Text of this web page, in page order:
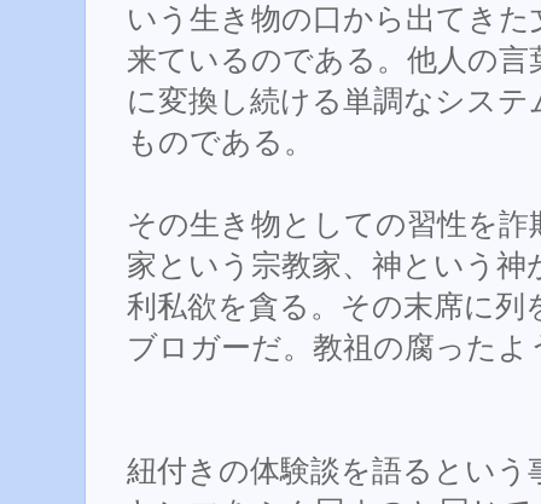
いう生き物の口から出てき
来ているのである。他人の
に変換し続ける単調なシス
ものである。
その生き物としての習性を
家という宗教家、神という神
利私欲を貪る。その末席に列
ブロガーだ。教祖の腐ったよ
紐付きの体験談を語るとい